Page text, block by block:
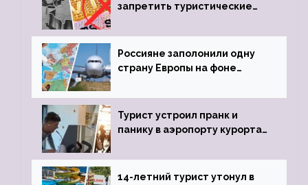
запретить туристические
Россияне заполонили одну
страну Европы на фоне
виз
Турист устроил пранк и
панику в аэропорту курорта,
задержке рейса
14-летний турист утонул в